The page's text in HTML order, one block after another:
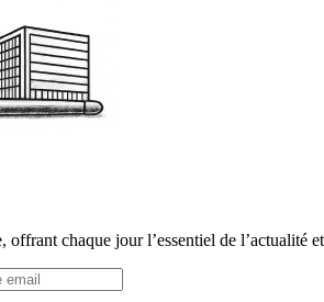
chaque jour l’essentiel de l’actualité